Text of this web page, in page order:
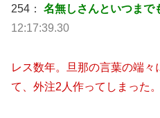
254： 名無しさんといつまで
12:17:39.30
レス数年。旦那の言葉の端々
て、外注2人作ってしまった。